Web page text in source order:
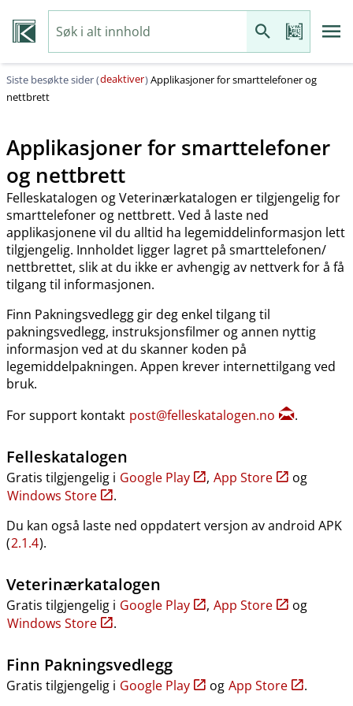
Siste besøkte sider (deaktiver)Applikasjoner for smarttelefoner og
nettbrett
Applikasjoner for smarttelefoner
og nettbrett
Felleskatalogen og Veterinærkatalogen er tilgjengelig for
smarttelefoner og nettbrett. Ved å laste ned
applikasjonene vil du alltid ha legemiddelinformasjon lett
tilgjengelig. Innholdet ligger lagret på smarttelefonen​/​
nettbrettet, slik at du ikke er avhengig av nettverk for å få
tilgang til informasjonen.
Finn Pakningsvedlegg gir deg enkel tilgang til
pakningsvedlegg, instruksjonsfilmer og annen nyttig
informasjon ved at du skanner koden på
legemiddelpakningen. Appen krever internettilgang ved
bruk.
For support kontakt post@felleskatalogen.no .
Felleskatalogen
Gratis tilgjengelig i Google Play , App Store
og
Windows Store
.
Du kan også laste ned oppdatert versjon av android APK
(2.1.4).
Veterinærkatalogen
Gratis tilgjengelig i Google Play , App Store
og
Windows Store
.
Finn Pakningsvedlegg
Gratis tilgjengelig i Google Play og App Store .